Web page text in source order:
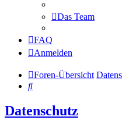
Das Team
FAQ
Anmelden
Foren-Übersicht
Suche
Datenschutz